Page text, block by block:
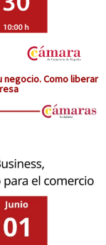
negocio. Como liberar